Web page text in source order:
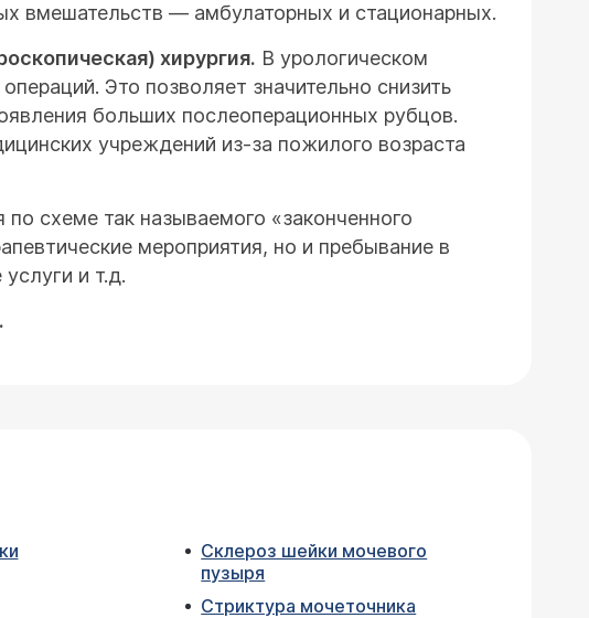
вмешательств — амбулаторных и стационарных.
хирургия. В урологическом
Это позволяет значительно снизить
больших послеоперационных рубцов.
учреждений из-за пожилого возраста
схеме так называемого «законченного
мероприятия, но и пребывание в
и т.д.
Склероз шейки мочевого
пузыря
Стриктура мочеточника